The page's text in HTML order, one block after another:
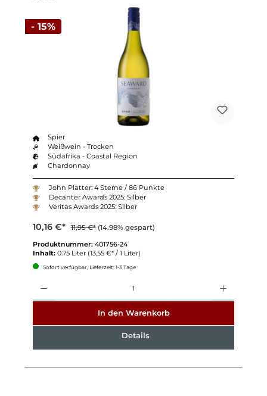
- 15%
Spier
Weißwein - Trocken
Südafrika - Coastal Region
Chardonnay
John Platter: 4 Sterne / 86 Punkte
Decanter Awards 2025: Silber
Veritas Awards 2025: Silber
10,16 €* 11,95 €* (14.98% gespart)
Produktnummer: 401756-24
Inhalt: 0.75 Liter (13,55 €* / 1 Liter)
Sofort verfügbar, Lieferzeit: 1-3 Tage
In den Warenkorb
Details